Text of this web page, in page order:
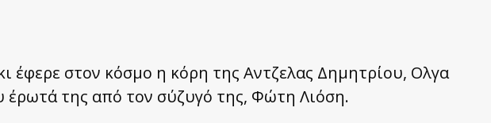
έφερε στον κόσμο η κόρη της Αντζελας Δημητρίου, Ολγα
έρωτά της από τον σύζυγό της, Φώτη Λιόση.